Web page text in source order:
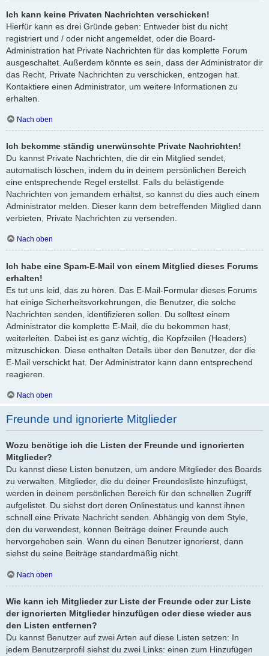
Ich kann keine Privaten Nachrichten verschicken!
Hierfür kann es drei Gründe geben: Entweder bist du nicht
registriert und / oder nicht angemeldet, oder die Board-
Administration hat Private Nachrichten für das komplette Forum
ausgeschaltet. Außerdem könnte es sein, dass der Administrator dir
das Recht, Private Nachrichten zu verschicken, entzogen hat.
Kontaktiere einen Administrator, um weitere Informationen zu
erhalten.
Nach oben
Ich bekomme ständig unerwünschte Private Nachrichten!
Du kannst Private Nachrichten, die dir ein Mitglied sendet,
automatisch löschen, indem du in deinem persönlichen Bereich
eine entsprechende Regel erstellst. Falls du belästigende
Nachrichten von jemandem erhältst, so kannst du dies auch einem
Administrator melden. Dieser kann dem betreffenden Mitglied dann
verbieten, Private Nachrichten zu versenden.
Nach oben
Ich habe eine Spam-E-Mail von einem Mitglied dieses Forums
erhalten!
Es tut uns leid, das zu hören. Das E-Mail-Formular dieses Forums
hat einige Sicherheitsvorkehrungen, die Benutzer, die solche
Nachrichten senden, identifizieren sollen. Du solltest einem
Administrator die komplette E-Mail, die du bekommen hast,
weiterleiten. Dabei ist es ganz wichtig, die Kopfzeilen (Headers)
mitzuschicken. Diese enthalten Details über den Benutzer, der die
E-Mail verschickt hat. Der Administrator kann dann entsprechend
reagieren.
Nach oben
Freunde und ignorierte Mitglieder
Wozu benötige ich die Listen der Freunde und ignorierten
Mitglieder?
Du kannst diese Listen benutzen, um andere Mitglieder des Boards
zu verwalten. Mitglieder, die du deiner Freundesliste hinzufügst,
werden in deinem persönlichen Bereich für den schnellen Zugriff
aufgelistet. Du siehst dort deren Onlinestatus und kannst ihnen
schnell eine Private Nachricht senden. Abhängig von dem Style,
den du verwendest, können Beiträge deiner Freunde auch
hervorgehoben sein. Wenn du einen Benutzer ignorierst, dann
siehst du seine Beiträge standardmäßig nicht.
Nach oben
Wie kann ich Mitglieder zur Liste der Freunde oder zur Liste
der ignorierten Mitglieder hinzufügen oder diese wieder aus
den Listen entfernen?
Du kannst Benutzer auf zwei Arten auf diese Listen setzen: In
jedem Benutzerprofil siehst du zwei Links: einen zum Hinzufügen